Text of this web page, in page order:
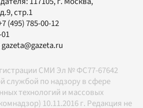
стр.1
(495) 785-00-12
gazeta@gazeta.ru
СМИ Эл № ФС77-67642
службой по надзору в сфере
технологий и массовых
10.11.2016 г. Редакция не